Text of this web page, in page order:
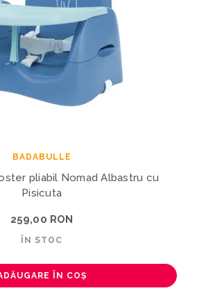
BADABULLE
pliabil Nomad Albastru cu
Pisicuta
259,00 RON
ÎN STOC
ÎN COȘ